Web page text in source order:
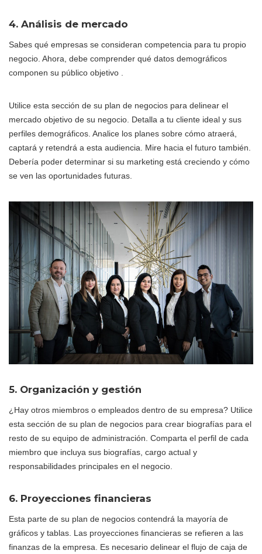
4. Análisis de mercado
Sabes qué empresas se consideran competencia para tu propio
negocio. Ahora, debe comprender qué datos demográficos
componen su público objetivo .
Utilice esta sección de su plan de negocios para delinear el
mercado objetivo de su negocio. Detalla a tu cliente ideal y sus
perfiles demográficos. Analice los planes sobre cómo atraerá,
captará y retendrá a esta audiencia. Mire hacia el futuro también.
Debería poder determinar si su marketing está creciendo y cómo
se ven las oportunidades futuras.
5. Organización y gestión
¿Hay otros miembros o empleados dentro de su empresa? Utilice
esta sección de su plan de negocios para crear biografías para el
resto de su equipo de administración. Comparta el perfil de cada
miembro que incluya sus biografías, cargo actual y
responsabilidades principales en el negocio.
6. Proyecciones financieras
Esta parte de su plan de negocios contendrá la mayoría de
gráficos y tablas. Las proyecciones financieras se refieren a las
finanzas de la empresa. Es necesario delinear el flujo de caja de